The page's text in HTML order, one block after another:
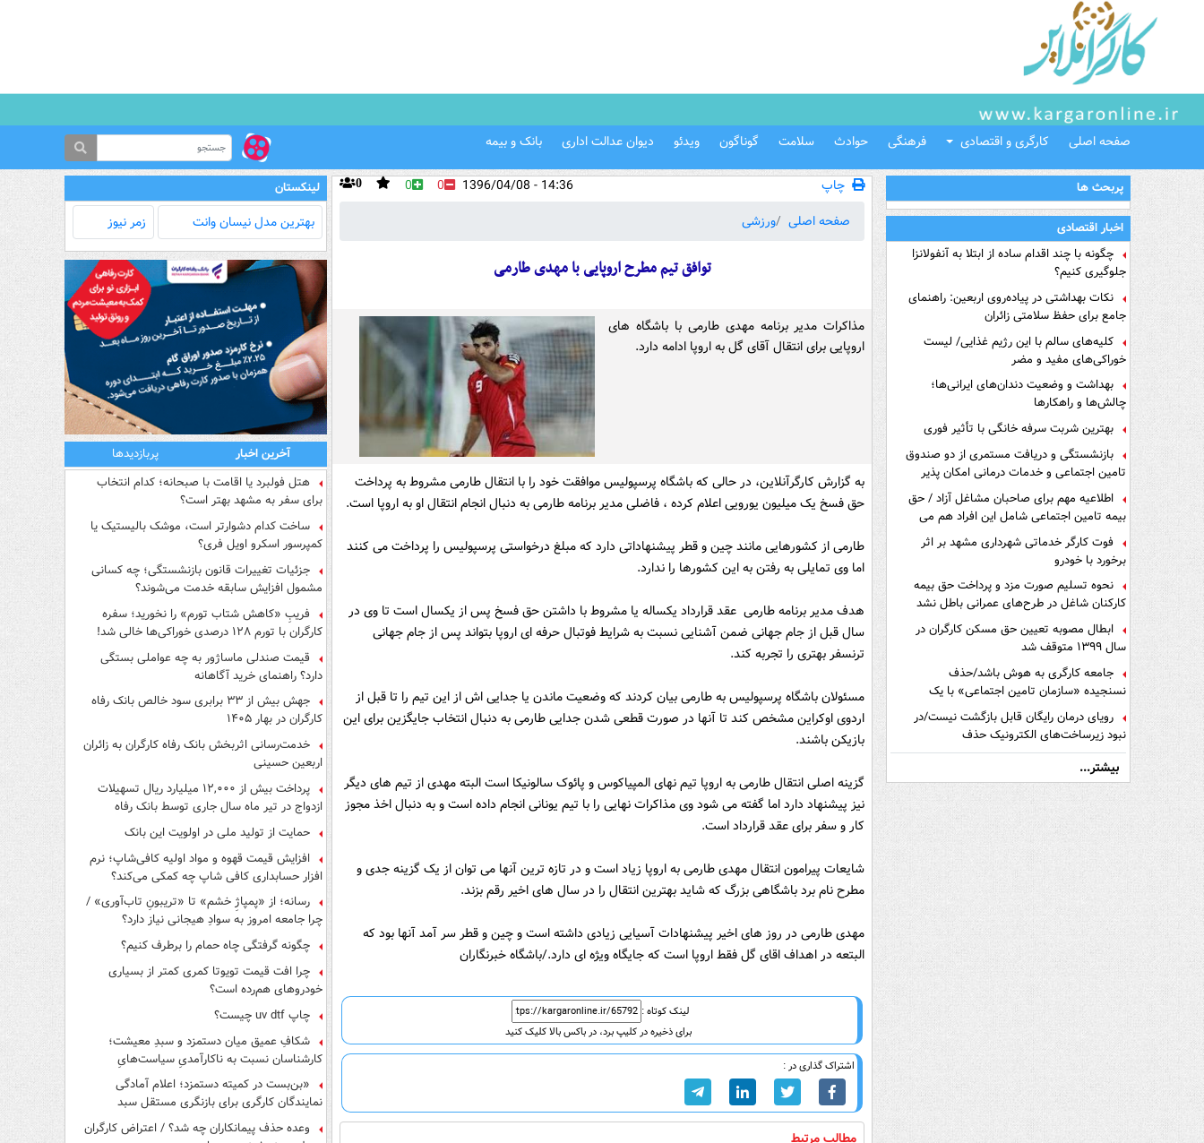
صفحه اصلی کارگری و اقتصادی فرهنگی حوادث سلامت گوناگون ویدئو دیوان عدالت اداری بانک و بیمه
پربحث ها
اخبار اقتصادی
چگونه با چند اقدام ساده از ابتلا به آنفولانزا
جلوگیری کنیم؟
نکات بهداشتی در پیاده‌روی اربعین: راهنمای
جامع برای حفظ سلامتی زائران
کلیه‌های سالم با این رژیم غذایی/ لیست
خوراکی‌های مفید و مضر
بهداشت و وضعیت دندان‌های ایرانی‌ها؛
چالش‌ها و راهکارها
بهترین شربت سرفه خانگی با تأثیر فوری
بازنشستگی و دریافت مستمری از دو صندوق
تامین اجتماعی و خدمات درمانی امکان پذیر
است ؟
اطلاعیه مهم برای صاحبان مشاغل آزاد / حق
بیمه تامین اجتماعی شامل این افراد هم می
شودفوت کارگر خدماتی شهرداری مشهد بر اثر
برخورد با خودرو
نحوه تسلیم صورت مزد و پرداخت حق بیمه
کارکنان شاغل در طرح‌های عمرانی باطل نشد
ابطال مصوبه تعیین حق مسکن کارگران در
سال ۱۳۹۹ متوقف شد
جامعه کارگری به هوش باشد/حذف
نسنجیده «سازمان تامین اجتماعی» با یک
تفاهم نامه!
رویای درمان رایگان قابل بازگشت نیست/در
نبود زیرساخت‌های الکترونیک حذف
دفترچه‌های بیمه اشتباه مضاعف است
بیشتر...
چاپ 0 0 0
14:36 - 1396/04/08
صفحه اصلی
ورزشی
توافق تیم مطرح اروپایی با مهدی طارمی
مذاکرات مدیر برنامه مهدی طارمی با باشگاه های
اروپایی برای انتقال آقای گل به اروپا ادامه دارد.
به گزارش کارگرآنلاین، در حالی که باشگاه پرسپولیس موافقت خود را با انتقال طارمی مشروط به پرداخت
حق فسخ یک میلیون یورویی اعلام کرده ، فاضلی مدیر برنامه طارمی به دنبال انجام انتقال او به اروپا است.
طارمی از کشورهایی مانند چین و قطر پیشنهاداتی دارد که مبلغ درخواستی پرسپولیس را پرداخت می کنند
اما وی تمایلی به رفتن به این کشورها را ندارد.
هدف مدیر برنامه طارمی عقد قرارداد یکساله یا مشروط با داشتن حق فسخ پس از یکسال است تا وی در
سال قبل از جام جهانی ضمن آشنایی نسبت به شرایط فوتبال حرفه ای اروپا بتواند پس از جام جهانی
ترنسفر بهتری را تجربه کند.
مسئولان باشگاه پرسپولیس به طارمی بیان کردند که وضعیت ماندن یا جدایی اش از این تیم را تا قبل از
اردوی اوکراین مشخص کند تا آنها در صورت قطعی شدن جدایی طارمی به دنبال انتخاب جایگزین برای این
بازیکن باشند.
گزینه اصلی انتقال طارمی به اروپا تیم نهای المپیاکوس و پائوک سالونیکا است البته مهدی از تیم های دیگر
نیز پیشنهاد دارد اما گفته می شود وی مذاکرات نهایی را با تیم یونانی انجام داده است و به دنبال اخذ مجوز
کار و سفر برای عقد قرارداد است.
شایعات پیرامون انتقال مهدی طارمی به اروپا زیاد است و در تازه ترین آنها می توان از یک گزینه جدی و
مطرح نام برد باشگاهی بزرگ که شاید بهترین انتقال را در سال های اخیر رقم بزند.
مهدی طارمی در روز های اخیر پیشنهادات آسیایی زیادی داشته است و چین و قطر سر آمد آنها بود که
البتعه در اهداف اقای گل فقط اروپا است که جایگاه ویژه ای دارد./باشگاه خبرنگاران
لینک کوتاه :
برای ذخیره در کلیپ برد، در باکس بالا کلیک کنید
اشتراک گذاری در :
مطالب مرتبط
لینکستان
بهترین مدل‌ نیسان وانت زمر نیوز
آخرین اخبار
پربازدیدها
هتل فولبرد یا اقامت با صبحانه؛ کدام انتخاب
برای سفر به مشهد بهتر است؟
ساخت کدام دشوارتر است، موشک بالیستیک یا
کمپرسور اسکرو اویل فری؟
جزئیات تغییرات قانون بازنشستگی؛ چه کسانی
مشمول افزایش سابقه خدمت می‌شوند؟
فریبِ «کاهش شتاب تورم» را نخورید؛ سفره
کارگران با تورم ۱۲۸ درصدی خوراکی‌ها خالی شد!
قیمت صندلی ماساژور به چه عواملی بستگی
دارد؟ راهنمای خرید آگاهانه
جهش بیش از ۳۳ برابری سود خالص بانک رفاه
کارگران در بهار ۱۴۰۵
خدمت‌رسانی اثربخش بانک رفاه کارگران به زائران
اربعین حسینی
پرداخت بیش از ۱۲,۰۰۰ میلیارد ریال تسهیلات
ازدواج در تیر ماه سال جاری توسط بانک رفاه
کارگران
حمایت از تولید ملی در اولویت این بانک
افزایش قیمت قهوه و مواد اولیه کافی‌شاپ؛ نرم
افزار حسابداری کافی شاپ چه کمکی می‌کند؟
رسانه؛ از «پمپاژِ خشم» تا «تریبونِ تاب‌آوری» /
چرا جامعه امروز به سوادِ هیجانی نیاز دارد؟
چگونه گرفتگی چاه حمام را برطرف کنیم؟
چرا افت قیمت تویوتا کمری کمتر از بسیاری
خودروهای هم‌رده است؟
چاپ uv dtf چیست؟
شکافِ عمیق میان دستمزد و سبدِ معیشت؛
کارشناسان نسبت به ناکارآمدیِ سیاست‌هایِ
حمایتی هشدار دادند
«بن‌بست در کمیته دستمزد؛ اعلام آمادگی
نمایندگان کارگری برای بازنگری مستقل سبد
وعده حذف پیمانکاران چه شد؟ / اعتراض کارگران